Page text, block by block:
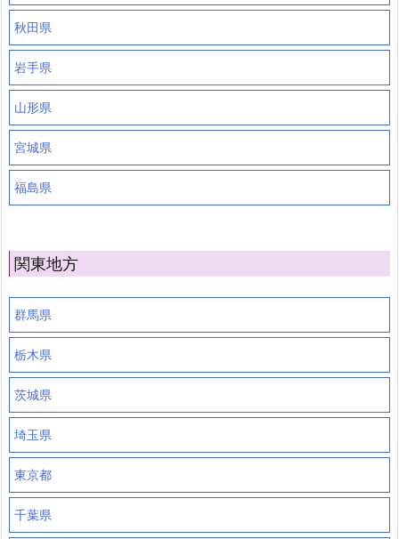
秋田県
岩手県
山形県
宮城県
福島県
関東地方
群馬県
栃木県
茨城県
埼玉県
東京都
千葉県